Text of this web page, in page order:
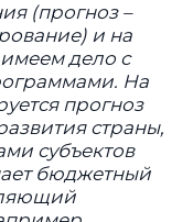
(прогноз –
и на
дело с
На
прогноз
страны,
субъектов
бюджетный